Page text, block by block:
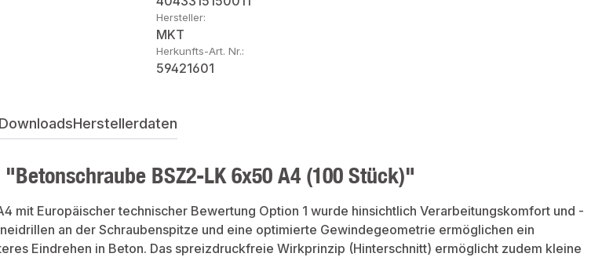
Hersteller:
MKT
Herkunfts-Art. Nr.:
59421601
DownloadsHerstellerdaten
BSZ2-LK 6x50 A4 (100 Stück)"
mit Europäischer technischer Bewertung Option 1 wurde hinsichtlich Verarbeitungskomfort und -
an der Schraubenspitze und eine optimierte Gewindegeometrie ermöglichen ein
Eindrehen in Beton. Das spreizdruckfreie Wirkprinzip (Hinterschnitt) ermöglicht zudem kleine